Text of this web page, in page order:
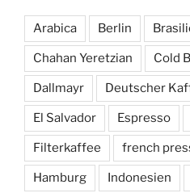
Arabica Berlin
Chahan Yeretzian Cold
Dallmayr Deutscher
El Salvador Espresso
Filterkaffee french
Hamburg Indonesien